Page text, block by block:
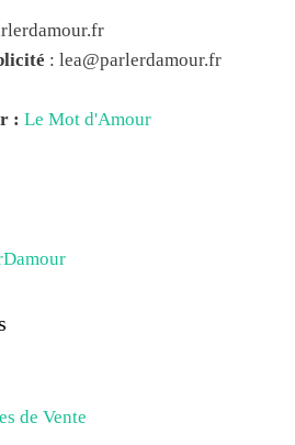
: lea@parlerdamour.fr
: Le Mot d'Amour
de Vente